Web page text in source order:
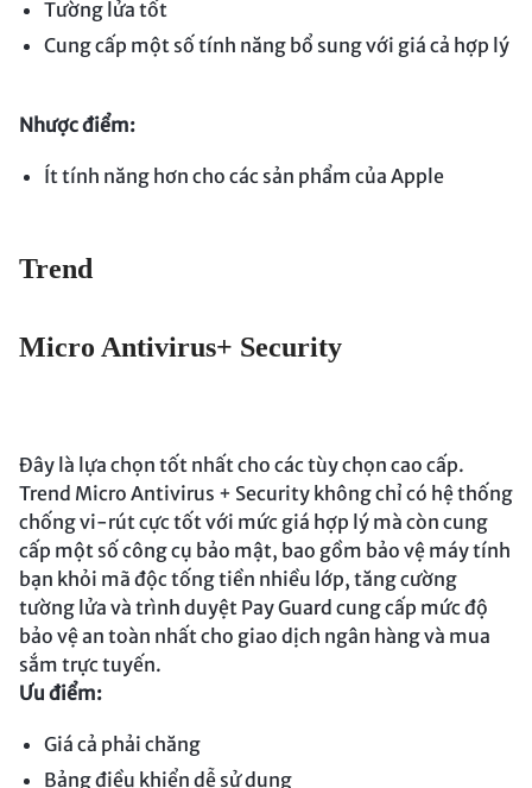
Tường lửa tốt
Cung cấp một số tính năng bổ sung với giá cả hợp lý
Nhược điểm:
Ít tính năng hơn cho các sản phẩm của Apple
Trend
Micro Antivirus+ Security
Đây là lựa chọn tốt nhất cho các tùy chọn cao cấp.
Trend Micro Antivirus + Security không chỉ có hệ thống
chống vi-rút cực tốt với mức giá hợp lý mà còn cung
cấp một số công cụ bảo mật, bao gồm bảo vệ máy tính
bạn khỏi mã độc tống tiền nhiều lớp, tăng cường
tường lửa và trình duyệt Pay Guard cung cấp mức độ
bảo vệ an toàn nhất cho giao dịch ngân hàng và mua
sắm trực tuyến.
Ưu điểm:
Giá cả phải chăng
Bảng điều khiển dễ sử dụng